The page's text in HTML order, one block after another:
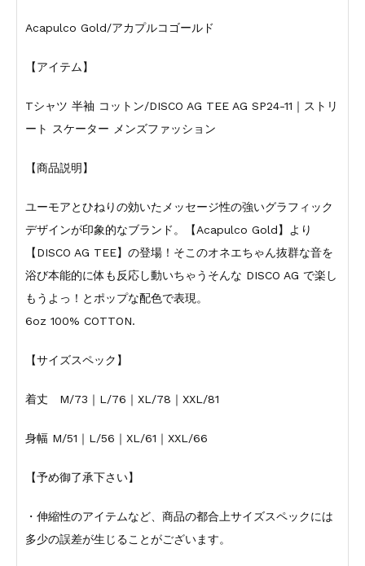
Acapulco Gold/アカプルコゴールド
【アイテム】
Tシャツ 半袖 コットン/DISCO AG TEE AG SP24-11｜ストリ
ート スケーター メンズファッション
【商品説明】
ユーモアとひねりの効いたメッセージ性の強いグラフィック
デザインが印象的なブランド。【Acapulco Gold】より
【DISCO AG TEE】の登場！そこのオネエちゃん抜群な音を
浴び本能的に体も反応し動いちゃうそんな DISCO AG で楽し
もうよっ！とポップな配色で表現。
6oz 100% COTTON.
【サイズスペック】
着丈 M/73｜L/76｜XL/78｜XXL/81
身幅 M/51｜L/56｜XL/61｜XXL/66
【予め御了承下さい】
・伸縮性のアイテムなど、商品の都合上サイズスペックには
多少の誤差が生じることがございます。